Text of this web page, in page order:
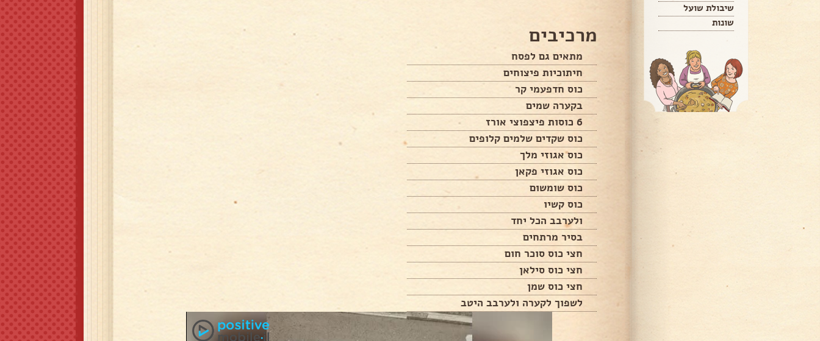
שיבולת שועל
שונות
מרכיבים
מתאים גם לפסח
חיתוכיות פיצוחים
כוס חדפעמי קר
בקערה שמים
6 כוסות פיצפוצי אורז
כוס שקדים שלמים קלופים
כוס אגוזי מלך
כוס אגוזי פקאן
כוס שומשום
כוס קשיו
ולערבב הכל יחד
בסיר מרתחים
חצי כוס סוכר חום
חצי כוס סילאן
חצי כוס שמן
לשפוך לקערה ולערבב היטב